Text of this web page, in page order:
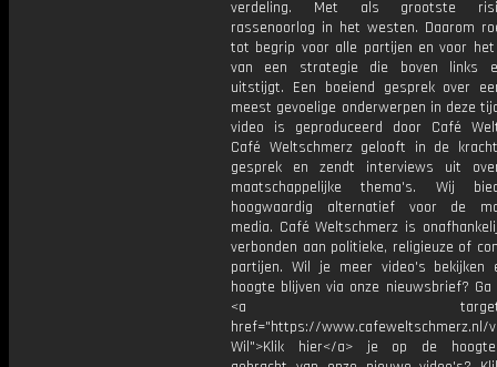
verdeling. Met als grootste
rassenoorlog in het westen. Daarom
tot begrip voor alle partijen en voor
van een strategie die boven links
uitstijgt. Een boeiend gesprek over
meest gevoelige onderwerpen in deze
video is geproduceerd door Café
Café Weltschmerz gelooft in de
gesprek en zendt interviews uit
maatschappelijke thema's. Wij
hoogwaardig alternatief voor de
media. Café Weltschmerz is
verbonden aan politieke, religieuze of
partijen. Wil je meer video's bekijken
hoogte blijven via onze nieuwsbrief? Ga
<a
href="https://www.cafeweltschmerz.nl/
Wil">Klik hier</a> je op de